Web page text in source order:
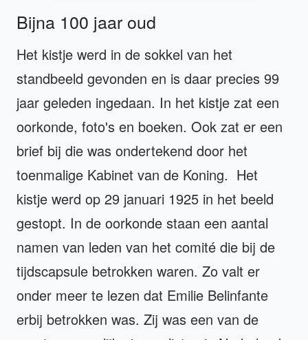
Bijna 100 jaar oud
Het kistje werd in de sokkel van het
standbeeld gevonden en is daar precies 99
jaar geleden ingedaan. In het kistje zat een
oorkonde, foto's en boeken. Ook zat er een
brief bij die was ondertekend door het
toenmalige Kabinet van de Koning. Het
kistje werd op 29 januari 1925 in het beeld
gestopt. In de oorkonde staan een aantal
namen van leden van het comité die bij de
tijdscapsule betrokken waren. Zo valt er
onder meer te lezen dat Emilie Belinfante
erbij betrokken was. Zij was een van de